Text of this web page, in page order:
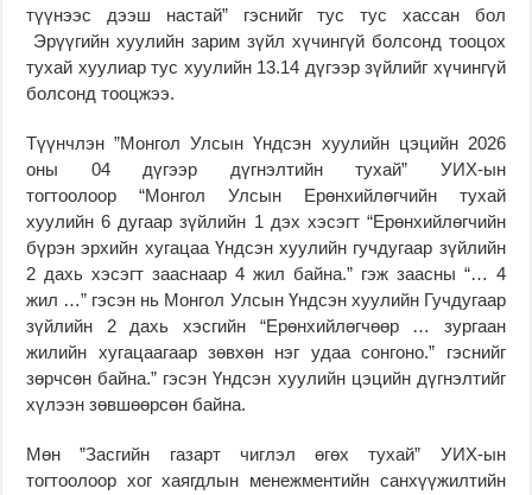
түүнээс дээш настай” гэснийг тус тус хассан бол
Эрүүгийн хуулийн зарим зүйл хүчингүй болсонд тооцох
тухай хуулиар тус хуулийн 13.14 дүгээр зүйлийг хүчингүй
болсонд тооцжээ.
Түүнчлэн ”Монгол Улсын Үндсэн хуулийн цэцийн 2026
оны 04 дүгээр дүгнэлтийн тухай” УИХ-ын
тогтоолоор “Монгол Улсын Ерөнхийлөгчийн тухай
хуулийн 6 дугаар зүйлийн 1 дэх хэсэгт “Ерөнхийлөгчийн
бүрэн эрхийн хугацаа Үндсэн хуулийн гучдугаар зүйлийн
2 дахь хэсэгт зааснаар 4 жил байна.” гэж заасны “… 4
жил …” гэсэн нь Монгол Улсын Үндсэн хуулийн Гучдугаар
зүйлийн 2 дахь хэсгийн “Ерөнхийлөгчөөр … зургаан
жилийн хугацаагаар зөвхөн нэг удаа сонгоно.” гэснийг
зөрчсөн байна.” гэсэн Үндсэн хуулийн цэцийн дүгнэлтийг
хүлээн зөвшөөрсөн байна.
Мөн ”Засгийн газарт чиглэл өгөх тухай” УИХ-ын
тогтоолоор хог хаягдлын менежментийн санхүүжилтийн